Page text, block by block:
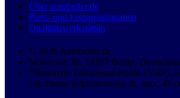
Über autobutler.de
Preis- und Ersparnisangaben
Qualitätswerkstätten
© 2026 Autobutler.de
Mühlenstr. 8a, 14167 Berlin,
*Nationale Teilnehmer-Rufnr. (VoIP),
von Ihrem Telefonvertrag ab, max. 49